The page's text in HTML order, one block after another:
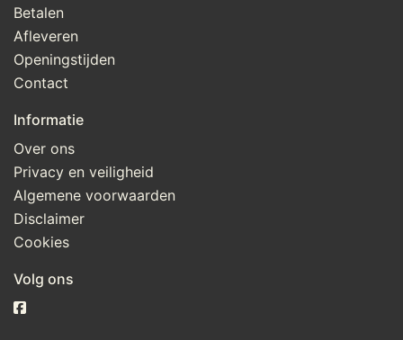
Betalen
Afleveren
Openingstijden
Contact
Informatie
Over ons
Privacy en veiligheid
Algemene voorwaarden
Disclaimer
Cookies
Volg ons